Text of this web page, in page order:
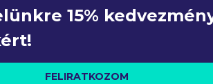
15%
FELIRATKOZOM